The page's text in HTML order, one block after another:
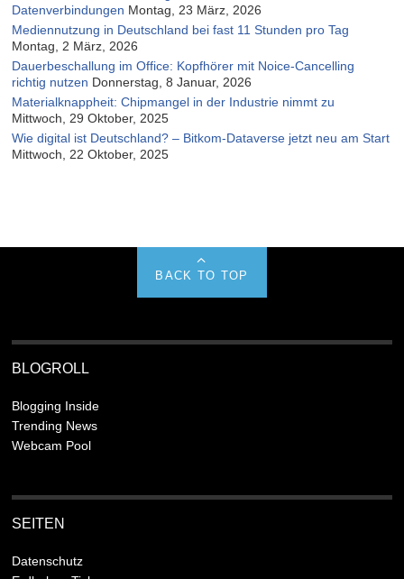
Datenverbindungen Montag, 23 März, 2026
Mediennutzung in Deutschland bei fast 11 Stunden pro Tag
Montag, 2 März, 2026
Dauerbeschallung im Office: Kopfhörer mit Noice-Cancelling
richtig nutzen Donnerstag, 8 Januar, 2026
Materialknappheit: Chipmangel in der Industrie nimmt zu
Mittwoch, 29 Oktober, 2025
Wie digital ist Deutschland? – Bitkom-Dataverse jetzt neu am Start
Mittwoch, 22 Oktober, 2025
BACK TO TOP
BLOGROLL
Blogging Inside
Trending News
Webcam Pool
SEITEN
Datenschutz